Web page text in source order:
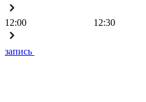
12:00 12:30
запись